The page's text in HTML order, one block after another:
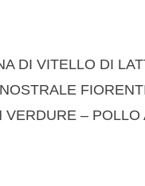
DI VITELLO DI
– POLLO